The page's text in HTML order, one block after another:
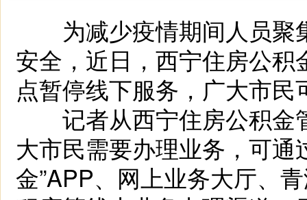
为减少疫情期间人员聚
安全，近日，西宁住房公
点暂停线下服务，广大市
记者从西宁住房公积金
大市民需要办理业务，可通
金”APP、网上业务大厅、